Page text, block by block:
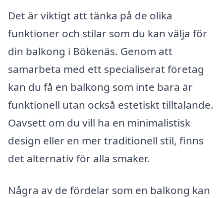
Det är viktigt att tänka på de olika
funktioner och stilar som du kan välja för
din balkong i Bökenäs. Genom att
samarbeta med ett specialiserat företag
kan du få en balkong som inte bara är
funktionell utan också estetiskt tilltalande.
Oavsett om du vill ha en minimalistisk
design eller en mer traditionell stil, finns
det alternativ för alla smaker.
Några av de fördelar som en balkong kan